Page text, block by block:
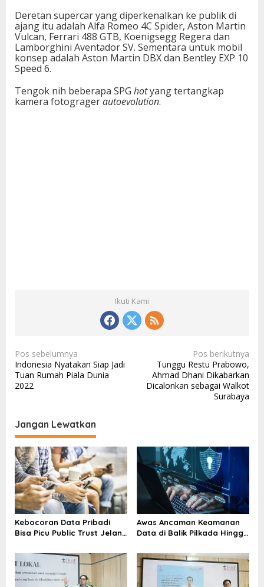
Deretan supercar yang diperkenalkan ke publik di
ajang itu adalah Alfa Romeo 4C Spider, Aston Martin
Vulcan, Ferrari 488 GTB, Koenigsegg Regera dan
Lamborghini Aventador SV. Sementara untuk mobil
konsep adalah Aston Martin DBX dan Bentley EXP 10
Speed 6.
Tengok nih beberapa SPG hotyang tertangkap
kamera fotogragerautoevolution.
Ikuti Kami
N
a
v
g
a
s
i
p
o
s
Pos sebelumnya
Indonesia Nyatakan Siap Jadi
Tuan Rumah Piala Dunia
2022
Pos berikutnya
Tunggu Restu Prabowo,
Ahmad Dhani Dikabarkan
Dicalonkan sebagai Walkot
Surabaya
Jangan Lewatkan
Kebocoran Data Pribadi
Bisa Picu Public Trust Jelang
Awas Ancaman Keamanan
Data di Balik Pilkada Hingga